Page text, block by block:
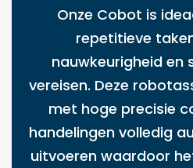
Onze Cobot is
repetitieve
nauwkeurigheid en
vereisen. Deze
met hoge precisie
handelingen volledig
uitvoeren waardoor